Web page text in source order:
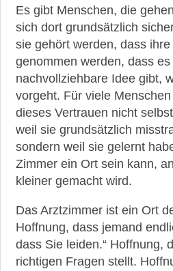
Es gibt Menschen, die
sich dort grundsätzlich
sie gehört werden, dass
genommen werden, dass es
nachvollziehbare Idee gibt,
vorgeht. Für viele
dieses Vertrauen nicht
weil sie grundsätzlich
sondern weil sie gelernt
Zimmer ein Ort sein kann,
kleiner gemacht wird.
Das Arztzimmer ist ein Ort
Hoffnung, dass jemand
dass Sie leiden.“ Hoffnung,
richtigen Fragen stellt.